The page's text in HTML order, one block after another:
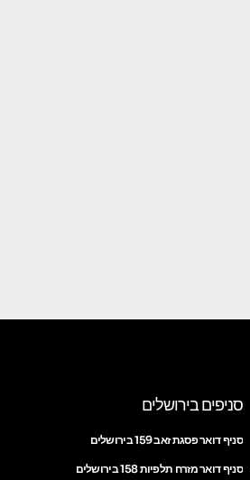
סניפים בירושלים
סניף דואר פסגת זאב 159 בירושלים
סניף דואר מזרח תלפיות 158 בירושלים